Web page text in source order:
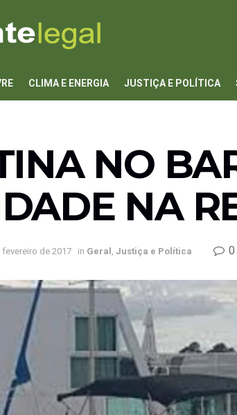
CLIMA E ENERGIA JUSTIÇA E POLÍTICA
NO
NA
fevereiro de 2017 in Geral , Justiça e Política 0